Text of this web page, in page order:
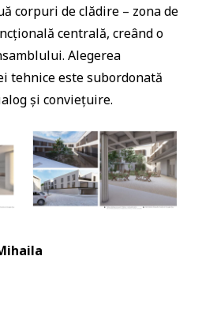
corpuri de clădire – zona de
centrală, creând o
Alegerea
tehnice este subordonată
și conviețuire.